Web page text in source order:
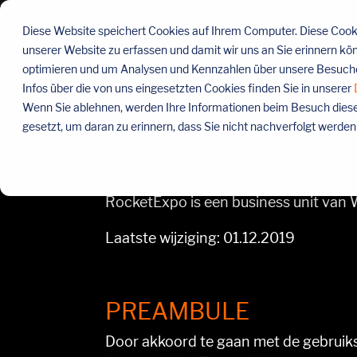
Diese Website speichert Cookies auf Ihrem Computer. Diese
unserer Website zu erfassen und damit wir uns an Sie erinnern
optimieren und um Analysen und Kennzahlen über unsere
Infos über die von uns eingesetzten Cookies finden Sie in unserer
Wenn Sie ablehnen, werden Ihre Informationen beim Besuch
gesetzt, um daran zu erinnern, dass Sie nicht nachverfolgt
Menü
überspringen
RocketExpo is een business unit van
Laatste wijziging: 01.12.2019
PREAMBULE
Door akkoord te gaan met de